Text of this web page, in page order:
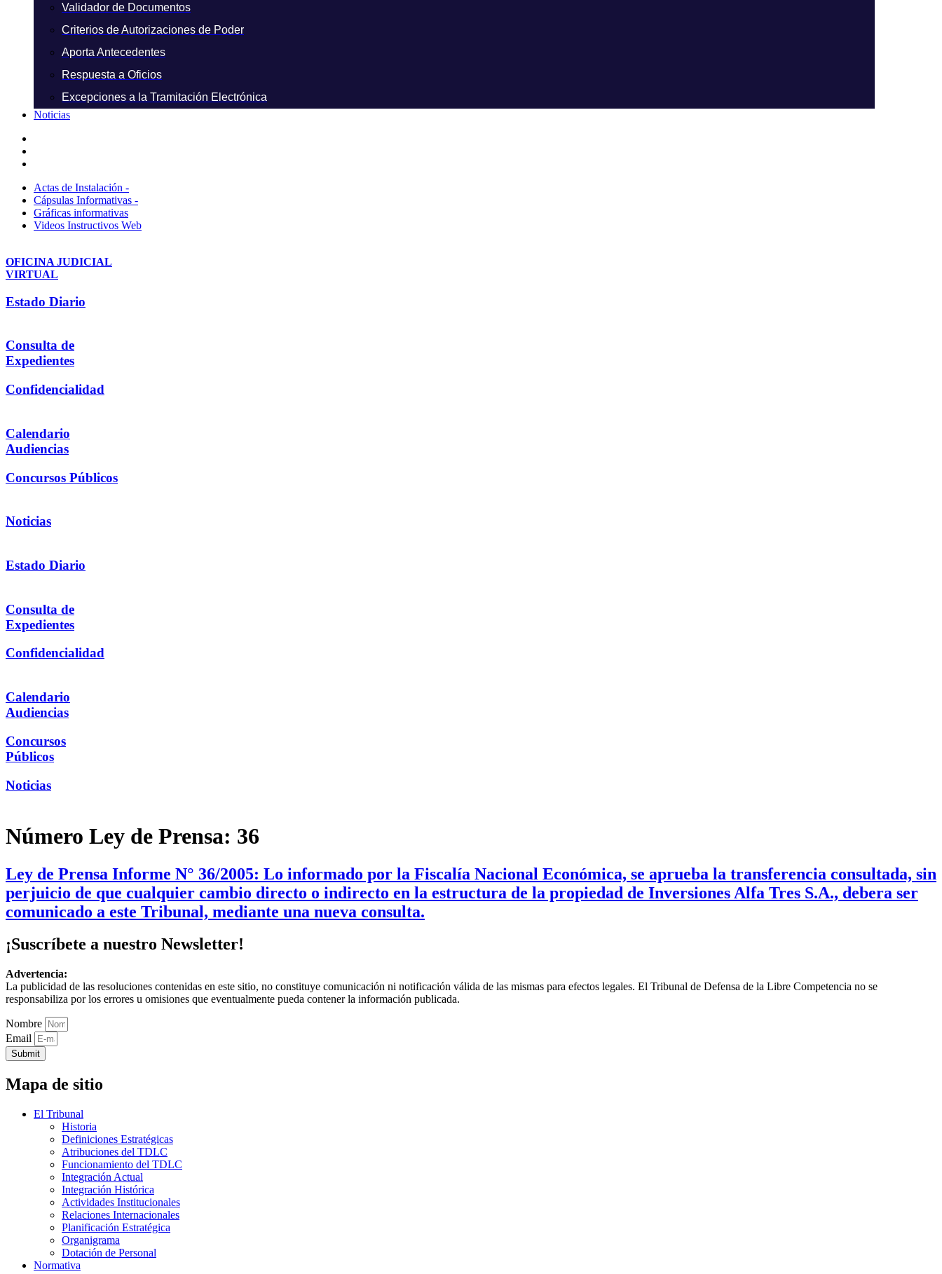
Validador de Documentos
Criterios de Autorizaciones de Poder
Aporta Antecedentes
Respuesta a Oficios
Excepciones a la Tramitación Electrónica
Noticias
Actas de Instalación -
Cápsulas Informativas -
Gráficas informativas
Videos Instructivos Web
OFICINA JUDICIAL
VIRTUAL
Estado Diario
Consulta de
Expedientes
Confidencialidad
Calendario
Audiencias
Concursos Públicos
Noticias
Estado Diario
Consulta de
Expedientes
Confidencialidad
Calendario
Audiencias
Concursos
Públicos
Noticias
Número Ley de Prensa: 36
Ley de Prensa Informe N° 36/2005: Lo informado por la Fiscalía Nacional Económica, se aprueba la transferencia consultada, sin
perjuicio de que cualquier cambio directo o indirecto en la estructura de la propiedad de Inversiones Alfa Tres S.A., debera ser
comunicado a este Tribunal, mediante una nueva consulta.
¡Suscríbete a nuestro Newsletter!
Advertencia:
La publicidad de las resoluciones contenidas en este sitio, no constituye comunicación ni notificación válida de las mismas para efectos legales. El Tribunal de Defensa de la Libre Competencia no se
responsabiliza por los errores u omisiones que eventualmente pueda contener la información publicada.
Nombre
Email
Submit
Mapa de sitio
El Tribunal
Historia
Definiciones Estratégicas
Atribuciones del TDLC
Funcionamiento del TDLC
Integración Actual
Integración Histórica
Actividades Institucionales
Relaciones Internacionales
Planificación Estratégica
Organigrama
Dotación de Personal
Normativa